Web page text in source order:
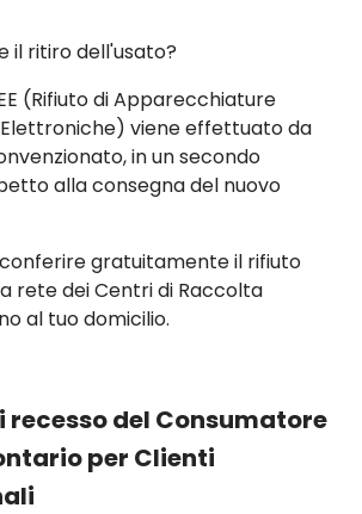
il ritiro dell'usato?
(Rifiuto di Apparecchiature
viene effettuato da
in un secondo
alla consegna del nuovo
gratuitamente il rifiuto
rete dei Centri di Raccolta
al tuo domicilio.
recesso del Consumatore
per Clienti